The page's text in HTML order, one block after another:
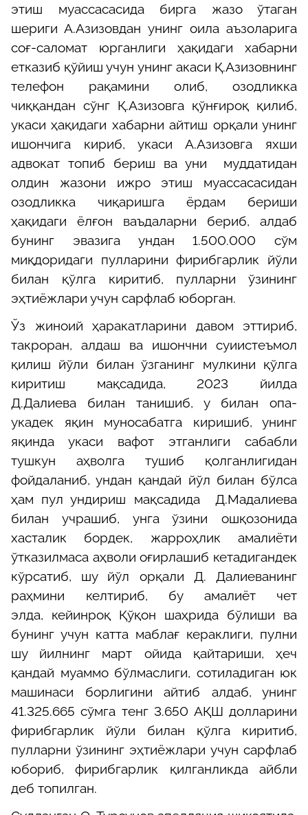
этиш муассасасида бирга жазо ўтаган
шериги А.Азизовдан унинг оила аъзоларига
соғ-саломат юрганлиги ҳақидаги хабарни
етказиб қўйиш учун унинг акаси Қ.Азизовнинг
телефон рақамини олиб, озодликка
чиққандан сўнг Қ.Азизовга қўнғироқ қилиб,
укаси ҳақидаги хабарни айтиш орқали унинг
ишончига кириб, укаси А.Азизовга яхши
адвокат топиб бериш ва уни муддатидан
олдин жазони ижро этиш муассасасидан
озодликка чиқаришга ёрдам бериши
ҳақидаги ёлғон ваъдаларни бериб, алдаб
бунинг эвазига ундан 1.500.000 сўм
миқдоридаги пулларини фирибгарлик йўли
билан қўлга киритиб, пулларни ўзининг
эҳтиёжлари учун сарфлаб юборган.
Ўз жиноий ҳаракатларини давом эттириб,
такроран, алдаш ва ишончни суиистеъмол
қилиш йўли билан ўзганинг мулкини қўлга
киритиш мақсадида, 2023 йилда
Д.Далиева билан танишиб, у билан опа-
укадек яқин муносабатга киришиб, унинг
яқинда укаси вафот этганлиги сабабли
тушкун аҳволга тушиб қолганлигидан
фойдаланиб, ундан қандай йўл билан бўлса
ҳам пул ундириш мақсадида Д.Мадалиева
билан учрашиб, унга ўзини ошқозонида
хасталик бордек, жарроҳлик амалиёти
ўтказилмаса аҳволи оғирлашиб кетадигандек
кўрсатиб, шу йўл орқали Д. Далиеванинг
раҳмини келтириб, бу амалиёт чет
элда, кейинроқ Қўқон шаҳрида бўлиши ва
бунинг учун катта маблағ кераклиги, пулни
шу йилнинг март ойида қайтариши, ҳеч
қандай муаммо бўлмаслиги, сотиладиган юк
машинаси борлигини айтиб алдаб, унинг
41.325.665 сўмга тенг 3.650 АҚШ долларини
фирибгарлик йўли билан қўлга киритиб,
пулларни ўзининг эҳтиёжлари учун сарфлаб
юбориб, фирибгарлик қилганликда айбли
деб топилган.